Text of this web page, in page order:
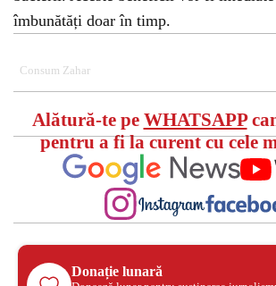
îmbunătăți doar în timp.
Consum Zahar
Alătură-te pe WHATSAPP
pentru a fi la curent cu cele
Donație lunară